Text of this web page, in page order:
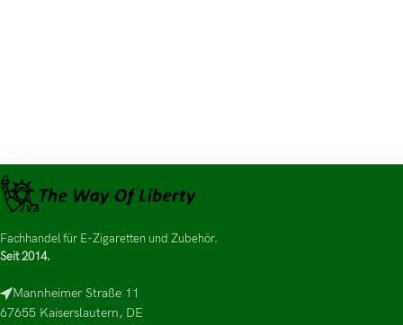
Fachhandel für E-Zigaretten und Zubehör.
Seit 2014.
Mannheimer Straße 11
67655 Kaiserslautern, DE